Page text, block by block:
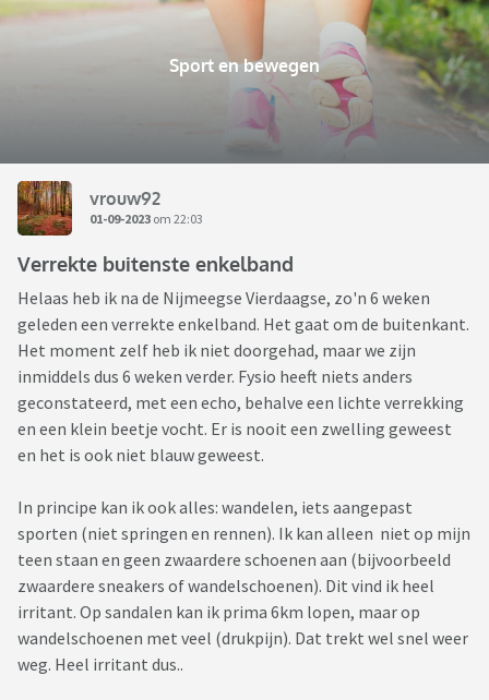
Sport en bewegen
vrouw92
01-09-2023 om 22:03
Verrekte buitenste enkelband
Helaas heb ik na de Nijmeegse Vierdaagse, zo'n 6 weken
geleden een verrekte enkelband. Het gaat om de buitenkant.
Het moment zelf heb ik niet doorgehad, maar we zijn
inmiddels dus 6 weken verder. Fysio heeft niets anders
geconstateerd, met een echo, behalve een lichte verrekking
en een klein beetje vocht. Er is nooit een zwelling geweest
en het is ook niet blauw geweest.
In principe kan ik ook alles: wandelen, iets aangepast
sporten (niet springen en rennen). Ik kan alleen niet op mijn
teen staan en geen zwaardere schoenen aan (bijvoorbeeld
zwaardere sneakers of wandelschoenen). Dit vind ik heel
irritant. Op sandalen kan ik prima 6km lopen, maar op
wandelschoenen met veel (drukpijn). Dat trekt wel snel weer
weg. Heel irritant dus..